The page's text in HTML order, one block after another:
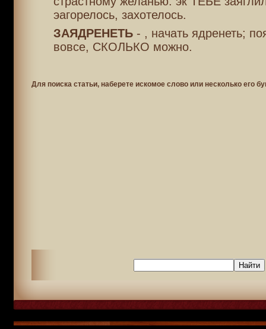
эагорелось, захотелось.
ЗАЯДРЕНЕТЬ- , начать ядренеть;
вовсе, СКОЛЬКО можно.
Для поиска статьи, наберете искомое слово или несколько его